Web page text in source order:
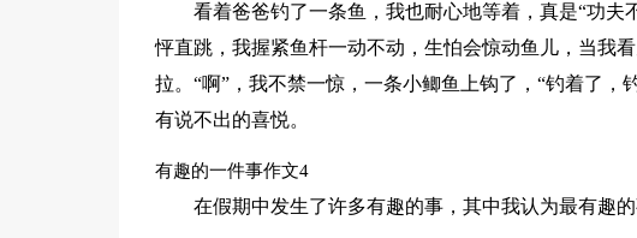
看着爸爸钓了一条鱼，我也耐心地等着，真是“功
怦直跳，我握紧鱼杆一动不动，生怕会惊动鱼儿，当我
拉。“啊”，我不禁一惊，一条小鲫鱼上钩了，“钓着了，
有说不出的喜悦。
有趣的一件事作文4
在假期中发生了许多有趣的事，其中我认为最有趣